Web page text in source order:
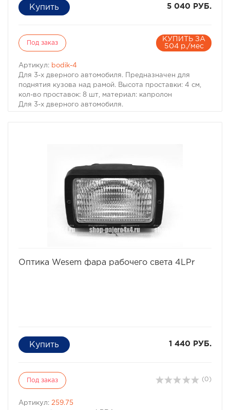
5 040 РУБ.
Под заказ
КУПИТЬ ЗА
504 р./мес
Артикул: bodik-4
Для 3-х дверного автомобиля. Предназначен для
поднятия кузова над рамой. Высота проставки: 4 см,
кол-во проставок: 8 шт, материал: капролон
Для 3-х дверного автомобиля.
В комплект проставок для бодилифта Pajero II /
Montero II входят сами проставки, а также болты, гайки
и шайбы для крепления.
Характеристики Комплекта проставок для бодилифта
Pajero II / Montero II:
· Высота проставки: 4 см
· Кол-во проставок: 8 шт
· Материал: капролон
Оптика Wesem фара рабочего света 4LPr
1 440 РУБ.
Под заказ (0)
Артикул: 259.75